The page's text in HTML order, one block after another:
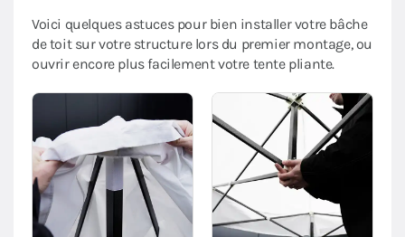
Voici quelques astuces pour bien installer votre bâche
de toit sur votre structure lors du premier montage, ou
ouvrir encore plus facilement votre tente pliante.